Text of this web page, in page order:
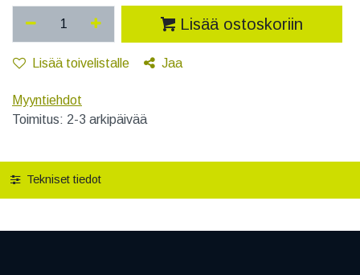
Lisää ostoskoriin
Lisää toivelistalle Jaa
Myyntiehdot
Toimitus: 2-3 arkipäivää
Tekniset tiedot